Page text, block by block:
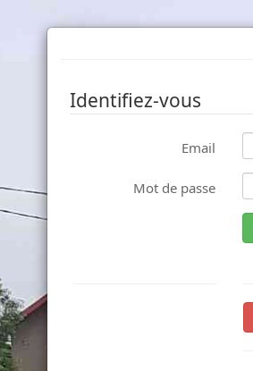
Identifiez-vous
Email
Mot de passe